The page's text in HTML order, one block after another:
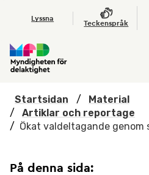
Hoppa till huvudmenyn
Lyssna
Teckenspråk
Startsidan /
Material
/
Artiklar och reportage
/ Ökat valdeltagande genom
På denna sida: